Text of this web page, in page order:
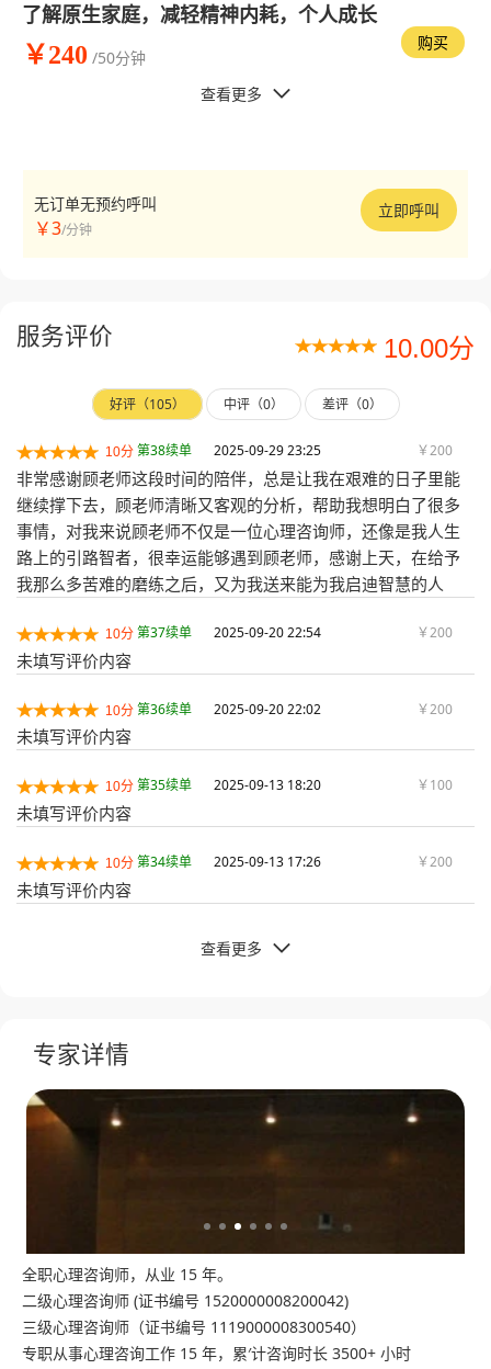
了解原生家庭，减轻精神内耗，个人成长
￥240 /50分钟
购买
查看更多 
无订单无预约呼叫
￥3/分钟
立即呼叫
服务评价 10.00分
好评（105） 中评（0） 差评（0）
10分 第38续单 2025-09-29 23:25 ￥200
非常感谢顾老师这段时间的陪伴，总是让我在艰难的日子里能
继续撑下去，顾老师清晰又客观的分析，帮助我想明白了很多
事情，对我来说顾老师不仅是一位心理咨询师，还像是我人生
路上的引路智者，很幸运能够遇到顾老师，感谢上天，在给予
我那么多苦难的磨练之后，又为我送来能为我启迪智慧的人
10分 第37续单 2025-09-20 22:54 ￥200
未填写评价内容
10分 第36续单 2025-09-20 22:02 ￥200
未填写评价内容
10分 第35续单 2025-09-13 18:20 ￥100
未填写评价内容
10分 第34续单 2025-09-13 17:26 ￥200
未填写评价内容
查看更多 
专家详情
全职心理咨询师，从业 15 年。
二级心理咨询师 (证书编号 1520000008200042)
三级心理咨询师（证书编号 1119000008300540）
专职从事心理咨询工作 15 年，累′计咨询时长 3500+ 小时